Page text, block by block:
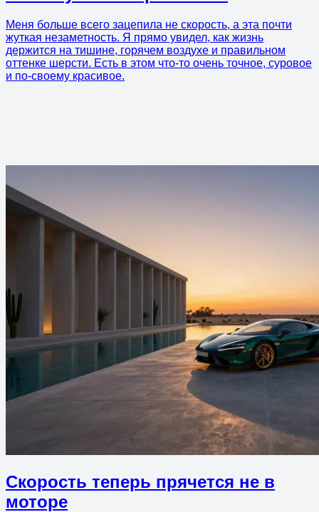
Меня больше всего зацепила не скорость, а эта почти
жуткая незаметность. Я прямо увидел, как жизнь
держится на тишине, горячем воздухе и правильном
оттенке шерсти. Есть в этом что-то очень точное, суровое
и по-своему красивое.
Скорость теперь прячется не в
моторе